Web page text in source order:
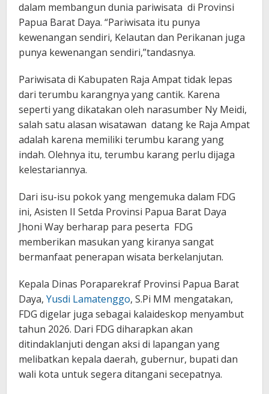
dalam membangun dunia pariwisata di Provinsi
Papua Barat Daya. “Pariwisata itu punya
kewenangan sendiri, Kelautan dan Perikanan juga
punya kewenangan sendiri,”tandasnya.
Pariwisata di Kabupaten Raja Ampat tidak lepas
dari terumbu karangnya yang cantik. Karena
seperti yang dikatakan oleh narasumber Ny Meidi,
salah satu alasan wisatawan datang ke Raja Ampat
adalah karena memiliki terumbu karang yang
indah. Olehnya itu, terumbu karang perlu dijaga
kelestariannya.
Dari isu-isu pokok yang mengemuka dalam FDG
ini, Asisten II Setda Provinsi Papua Barat Daya
Jhoni Way berharap para peserta FDG
memberikan masukan yang kiranya sangat
bermanfaat penerapan wisata berkelanjutan.
Kepala Dinas Poraparekraf Provinsi Papua Barat
Daya, Yusdi Lamatenggo, S.Pi MM mengatakan,
FDG digelar juga sebagai kalaideskop menyambut
tahun 2026. Dari FDG diharapkan akan
ditindaklanjuti dengan aksi di lapangan yang
melibatkan kepala daerah, gubernur, bupati dan
wali kota untuk segera ditangani secepatnya.